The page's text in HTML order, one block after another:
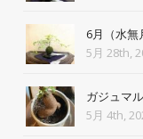
6月（水無
5月 28th,
ガジュマ
5月 4th,